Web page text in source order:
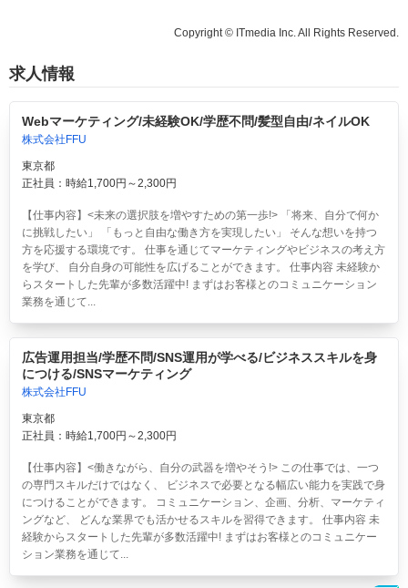
Copyright © ITmedia Inc. All Rights Reserved.
求人情報
Webマーケティング/未経験OK/学歴不問/髪型自由/ネイルOK
株式会社FFU
東京都
正社員：時給1,700円～2,300円
【仕事内容】<未来の選択肢を増やすための第一歩!> 「将来、自分で何か
に挑戦したい」 「もっと自由な働き方を実現したい」 そんな想いを持つ
方を応援する環境です。 仕事を通じてマーケティングやビジネスの考え方
を学び、 自分自身の可能性を広げることができます。 仕事内容 未経験か
らスタートした先輩が多数活躍中! まずはお客様とのコミュニケーション
業務を通じて...
広告運用担当/学歴不問/SNS運用が学べる/ビジネススキルを身
につける/SNSマーケティング
株式会社FFU
東京都
正社員：時給1,700円～2,300円
【仕事内容】<働きながら、自分の武器を増やそう!> この仕事では、一つ
の専門スキルだけではなく、 ビジネスで必要となる幅広い能力を実践で身
につけることができます。 コミュニケーション、企画、分析、マーケティ
ングなど、 どんな業界でも活かせるスキルを習得できます。 仕事内容 未
経験からスタートした先輩が多数活躍中! まずはお客様とのコミュニケー
ション業務を通じて...